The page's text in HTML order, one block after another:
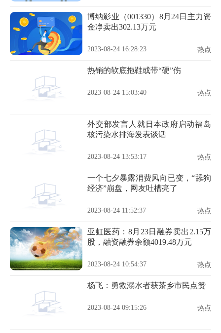
博纳影业（001330）8月24日主力资
金净卖出302.13万元
2023-08-24 16:28:23 热点
热销的软底拖鞋或带“硬”伤
2023-08-24 15:03:40 热点
外交部发言人就日本政府启动福岛
核污染水排海发表谈话
2023-08-24 13:53:17 热点
一个七夕暴露消费风向已变，“舔狗
经济”崩盘，网友吐槽亮了
2023-08-24 11:52:37 热点
亚虹医药：8月23日融券卖出2.15万
股，融资融券余额4019.48万元
2023-08-24 10:54:37 热点
杨飞：勇救溺水者获茶乡市民点赞
2023-08-24 09:15:26 热点